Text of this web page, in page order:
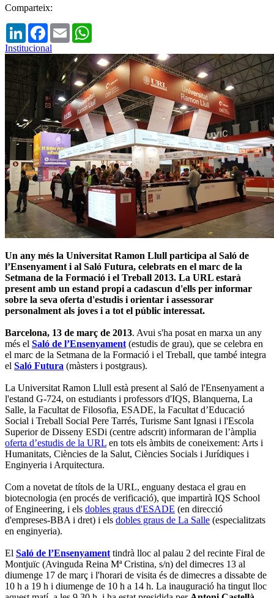
Comparteix:
LinkedInFacebook
Email
Institucional
Un any més la Universitat Ramon Llull participa al Saló de
l’Ensenyament i al Saló Futura, celebrats en el marc de la
Setmana de la Formació i el Treball 2013. La URL estarà
present amb un estand propi a cadascun d'ells per informar
sobre la seva oferta d'estudis i orientar i assessorar
personalment als joves i a tot el públic interessat.
Barcelona, 13 de març de 2013. Avui s'ha posat en marxa un any
més el Saló de l’Ensenyament (estudis de grau), que se celebra en
el marc de la Setmana de la Formació i el Treball, que també integra
el Saló Futura (màsters i postgraus).
La Universitat Ramon Llull està present al Saló de l'Ensenyament a
l'estand G-724, on estudiants i professors d'IQS, Blanquerna, La
Salle, la Facultat de Filosofia, ESADE, la Facultat d’Educació
Social i Treball Social Pere Tarrés, Turisme Sant Ignasi i l'Escola
Superior de Disseny ESDi (centre adscrit) informaran de l’àmplia
oferta d’estudis de la URL en tots els àmbits de coneixement: Arts i
Humanitats, Ciències de la Salut, Ciències Socials i Jurídiques i
Enginyeria i Arquitectura.
Com a novetat de títols de la URL, enguany destaca el grau en
biotecnologia (en procés de verificació), que impartirà IQS School
of Engineering, i els dobles graus d'ESADE (en direcció
d'empreses-BBA i dret) i els dobles graus de La Salle (especialitzats
en enginyeria).
El Saló de l’Ensenyament tindrà lloc al palau 2 del recinte Firal de
Montjuïc (Avinguda Reina Mª Cristina, s/n) del dimecres 13 al
diumenge 17 de març i l'horari de visita és de dimecres a dissabte de
10 h a 19 h i diumenge de 10 h a 14 h. La inauguració ha tingut lloc